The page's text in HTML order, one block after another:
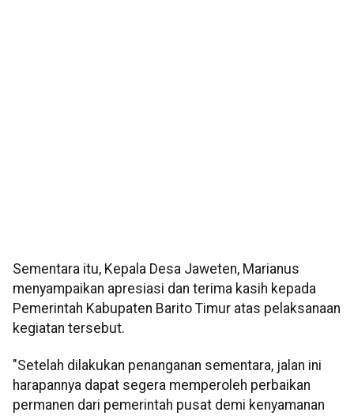
Sementara itu, Kepala Desa Jaweten, Marianus
menyampaikan apresiasi dan terima kasih kepada
Pemerintah Kabupaten Barito Timur atas pelaksanaan
kegiatan tersebut.
"Setelah dilakukan penanganan sementara, jalan ini
harapannya dapat segera memperoleh perbaikan
permanen dari pemerintah pusat demi kenyamanan